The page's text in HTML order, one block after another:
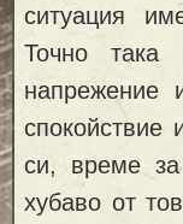
ситуация
Точно
напрежение
спокойствие
си, време
хубаво от